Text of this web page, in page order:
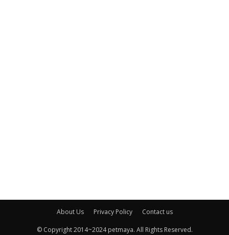
About Us Privacy Policy Contact us
© Copyright 2014~2024 petmaya. All Rights Reserved.